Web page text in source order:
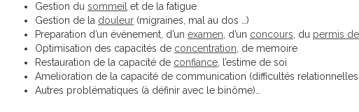
Gestion du sommeil et de la fatigue
Gestion de la douleur (migraines, mal au dos …)
Preparation d’un évènement, d’un examen , d’un concours , du permis
Optimisation des capacités de concentration , de memoire
Restauration de la capacité de confiance , l’estime de soi
Amelioration de la capacité de communication (difficultés
Autres problématiques (à définir avec le binôme)…